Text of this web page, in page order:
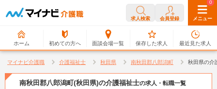
求人検索 会員登録 メニュー
ホーム 初めての方へ 面談会場一覧
0
保存した求人
0
最近見た求人
マイナビ介護職 介護福祉士 秋田県 南秋田郡八郎潟町 秋田県の介
南秋田郡八郎潟町(秋田県)の介護福祉士の求人・転職一覧